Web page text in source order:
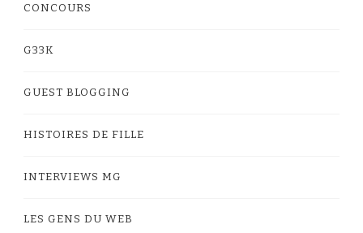
CONCOURS
G33K
GUEST BLOGGING
HISTOIRES DE FILLE
INTERVIEWS MG
LES GENS DU WEB